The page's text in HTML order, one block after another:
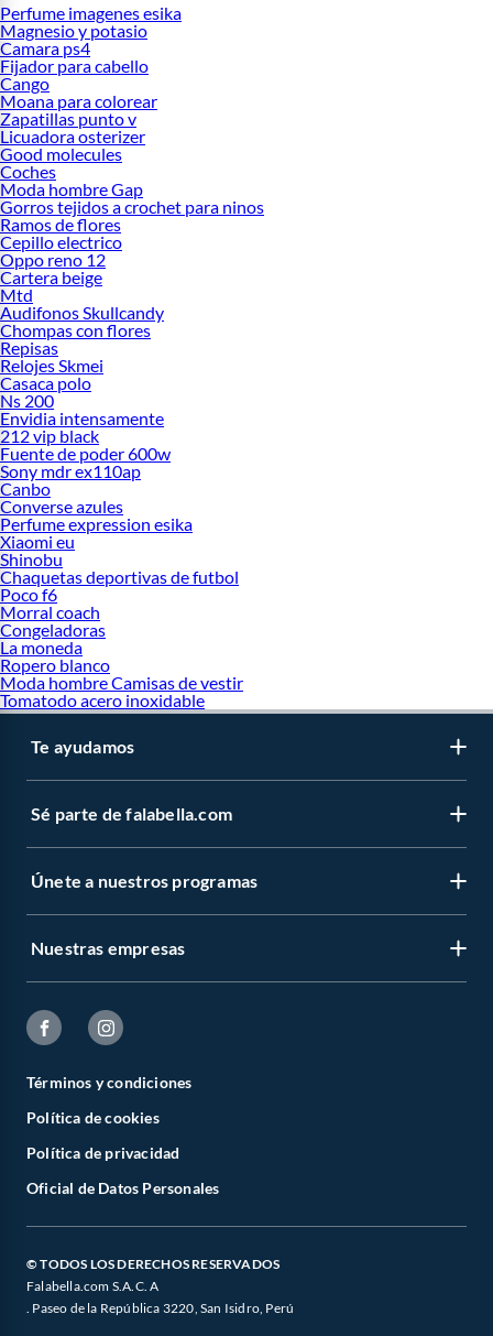
Perfume imagenes esika
Magnesio y potasio
Camara ps4
Fijador para cabello
Cango
Moana para colorear
Zapatillas punto v
Licuadora osterizer
Good molecules
Coches
Moda hombre Gap
Gorros tejidos a crochet para ninos
Ramos de flores
Cepillo electrico
Oppo reno 12
Cartera beige
Mtd
Audifonos Skullcandy
Chompas con flores
Repisas
Relojes Skmei
Casaca polo
Ns 200
Envidia intensamente
212 vip black
Fuente de poder 600w
Sony mdr ex110ap
Canbo
Converse azules
Perfume expression esika
Xiaomi eu
Shinobu
Chaquetas deportivas de futbol
Poco f6
Morral coach
Congeladoras
La moneda
Ropero blanco
Moda hombre Camisas de vestir
Tomatodo acero inoxidable
Te ayudamos
Sé parte de falabella.com
Únete a nuestros programas
Nuestras empresas
Términos y condiciones
Política de cookies
Política de privacidad
Oficial de Datos Personales
© TODOS LOS DERECHOS RESERVADOS
Falabella.com S.A.C. A
. Paseo de la República 3220, San Isidro, Perú